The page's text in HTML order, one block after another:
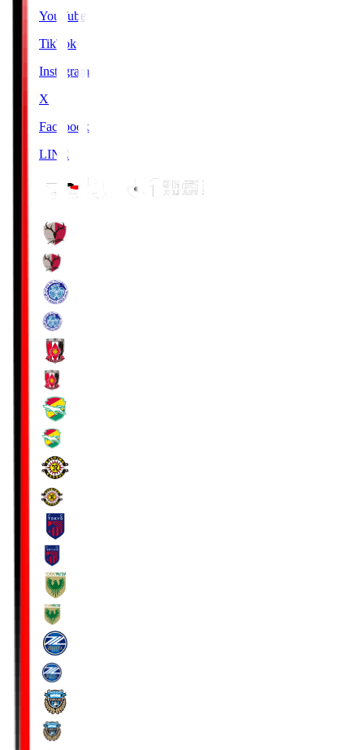
YouTube
TikTok
Instagram
X
Facebook
LINE